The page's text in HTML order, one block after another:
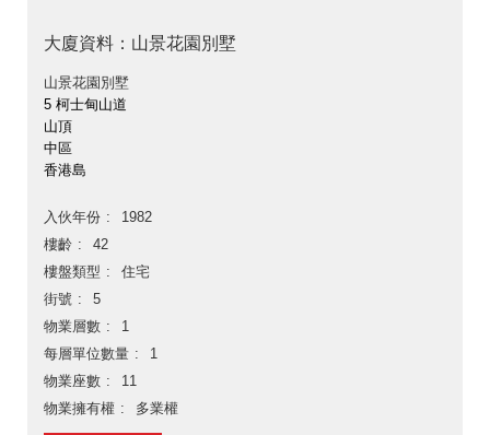
大廈資料：山景花園別墅
山景花園別墅
5 柯士甸山道
山頂
中區
香港島
入伙年份
1982
樓齡
42
樓盤類型
住宅
街號
5
物業層數
1
每層單位數量
1
物業座數
11
物業擁有權
多業權